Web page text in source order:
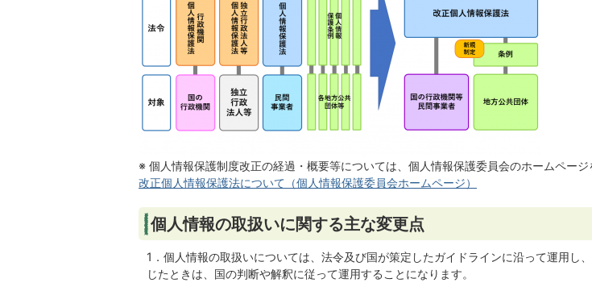
※ 個人情報保護制度改正の経過・概要等については、個人情報保護委員会のホームページ
改正個人情報保護法について（個人情報保護委員会ホームページ）
個人情報の取扱いに関する主な変更点
1．個人情報の取扱いについては、法令及び国が策定したガイドラインに沿って運用し
じたときは、国の判断や解釈に従って運用することになります。